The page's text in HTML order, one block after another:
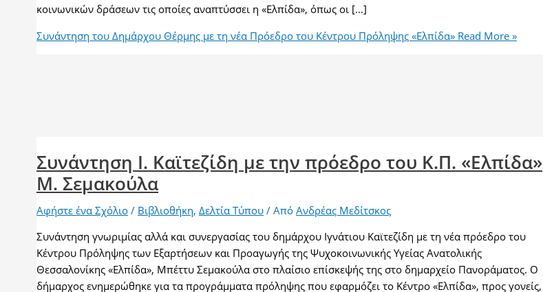
κοινωνικών δράσεων τις οποίες αναπτύσσει η «Ελπίδα», όπως οι […]
Συνάντηση του Δημάρχου Θέρμης με τη νέα Πρόεδρο του Κέντρου Πρόληψης «Ελπίδα» Read More »
Συνάντηση Ι. Καϊτεζίδη με την πρόεδρο του Κ.Π. «Ελπίδα»
Μ. Σεμακούλα
Αφήστε ένα Σχόλιο / Βιβλιοθήκη, Δελτία Τύπου / Από Ανδρέας Μεδίτσκος
Συνάντηση γνωριμίας αλλά και συνεργασίας του δημάρχου Ιγνάτιου Καϊτεζίδη με τη νέα πρόεδρο του
Κέντρου Πρόληψης των Εξαρτήσεων και Προαγωγής της Ψυχοκοινωνικής Υγείας Ανατολικής
Θεσσαλονίκης «Ελπίδα», Μπέττυ Σεμακούλα στο πλαίσιο επίσκεψής της στο δημαρχείο Πανοράματος. Ο
δήμαρχος ενημερώθηκε για τα προγράμματα πρόληψης που εφαρμόζει το Κέντρο «Ελπίδα», προς γονείς,